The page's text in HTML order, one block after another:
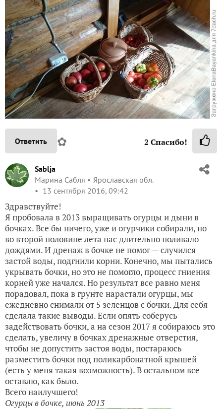
Ответить ✿ 2 Спасибо!
Sablja
Марина Сабля
Ярославская обл.
13 сентября 2016, 09:42
Здравствуйте!
Я пробовала в 2013 выращивать огурцы и дыни в
бочках. Все бы ничего, уже и огурчики собирали, но
во второй половине лета нас длительно поливало
дождями. И дренаж в бочке не помог — случился
застой воды, подгнили корни. Конечно, мы пытались
укрывать бочки, но это не помогло, процесс гниения
корней уже начался. Но результат все равно меня
порадовал, пока в грунте нарастали огурцы, мы
ежедневно снимали от 5 зеленцов с бочки. Для себя
сделала такие выводы. Если опять соберусь
задействовать бочки, а на сезон 2017 я собираюсь это
сделать, увеличу в бочках дренажные отверстия,
чтобы не допустить застоя воды, постараюсь
разместить бочки под поликарбонатной крышей
(есть у меня такая возможность). В остальном все
оставлю, как было.
Всего наилучшего!
Огурцы в бочке, июнь 2013